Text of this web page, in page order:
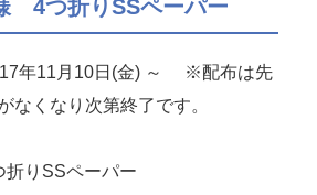
4つ折りSSペーパー
年11月10日(金) ～ ※配布は先
なくなり次第終了です。
りSSペーパー